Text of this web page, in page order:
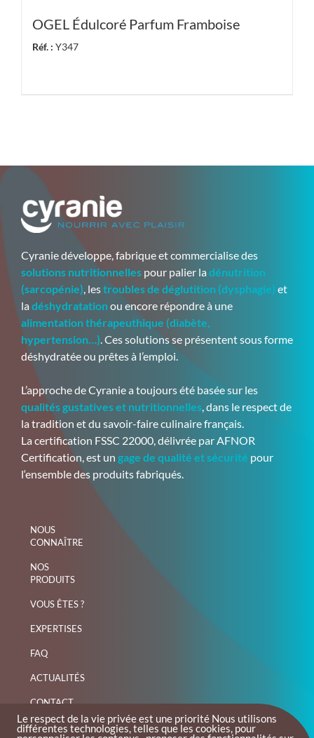
OGEL Édulcoré Parfum Framboise
Réf. : Y347
Cyranie développe, fabrique et commercialise des
solutions nutritionnelles pour palier la dénutrition
(sarcopénie), lestroubles de déglutition (dysphagie) et
la déshydratation ou encore répondre à une
alimentation thérapeuthique (diabète,
hypertension…). Ces solutions se présentent sous forme
déshydratée ou prêtes à l’emploi.
L’approche de Cyranie a toujours été basée sur les
qualités gustatives et nutritionnelles, dans le respect de
la tradition et du savoir-faire culinaire français.
La certification FSSC 22000, délivrée par AFNOR
Certification, est un gage de qualité et sécurité pour
l‘ensemble des produits fabriqués.
NOUS
CONNAÎTRE
NOS
PRODUITS
VOUS ÊTES ?
EXPERTISES
FAQ
ACTUALITÉS
CONTACT
Le respect de la vie privée est une priorité Nous utilisons
différentes technologies, telles que les cookies, pour